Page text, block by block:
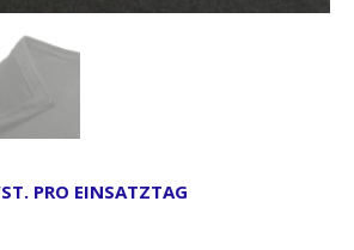
PRO EINSATZTAG